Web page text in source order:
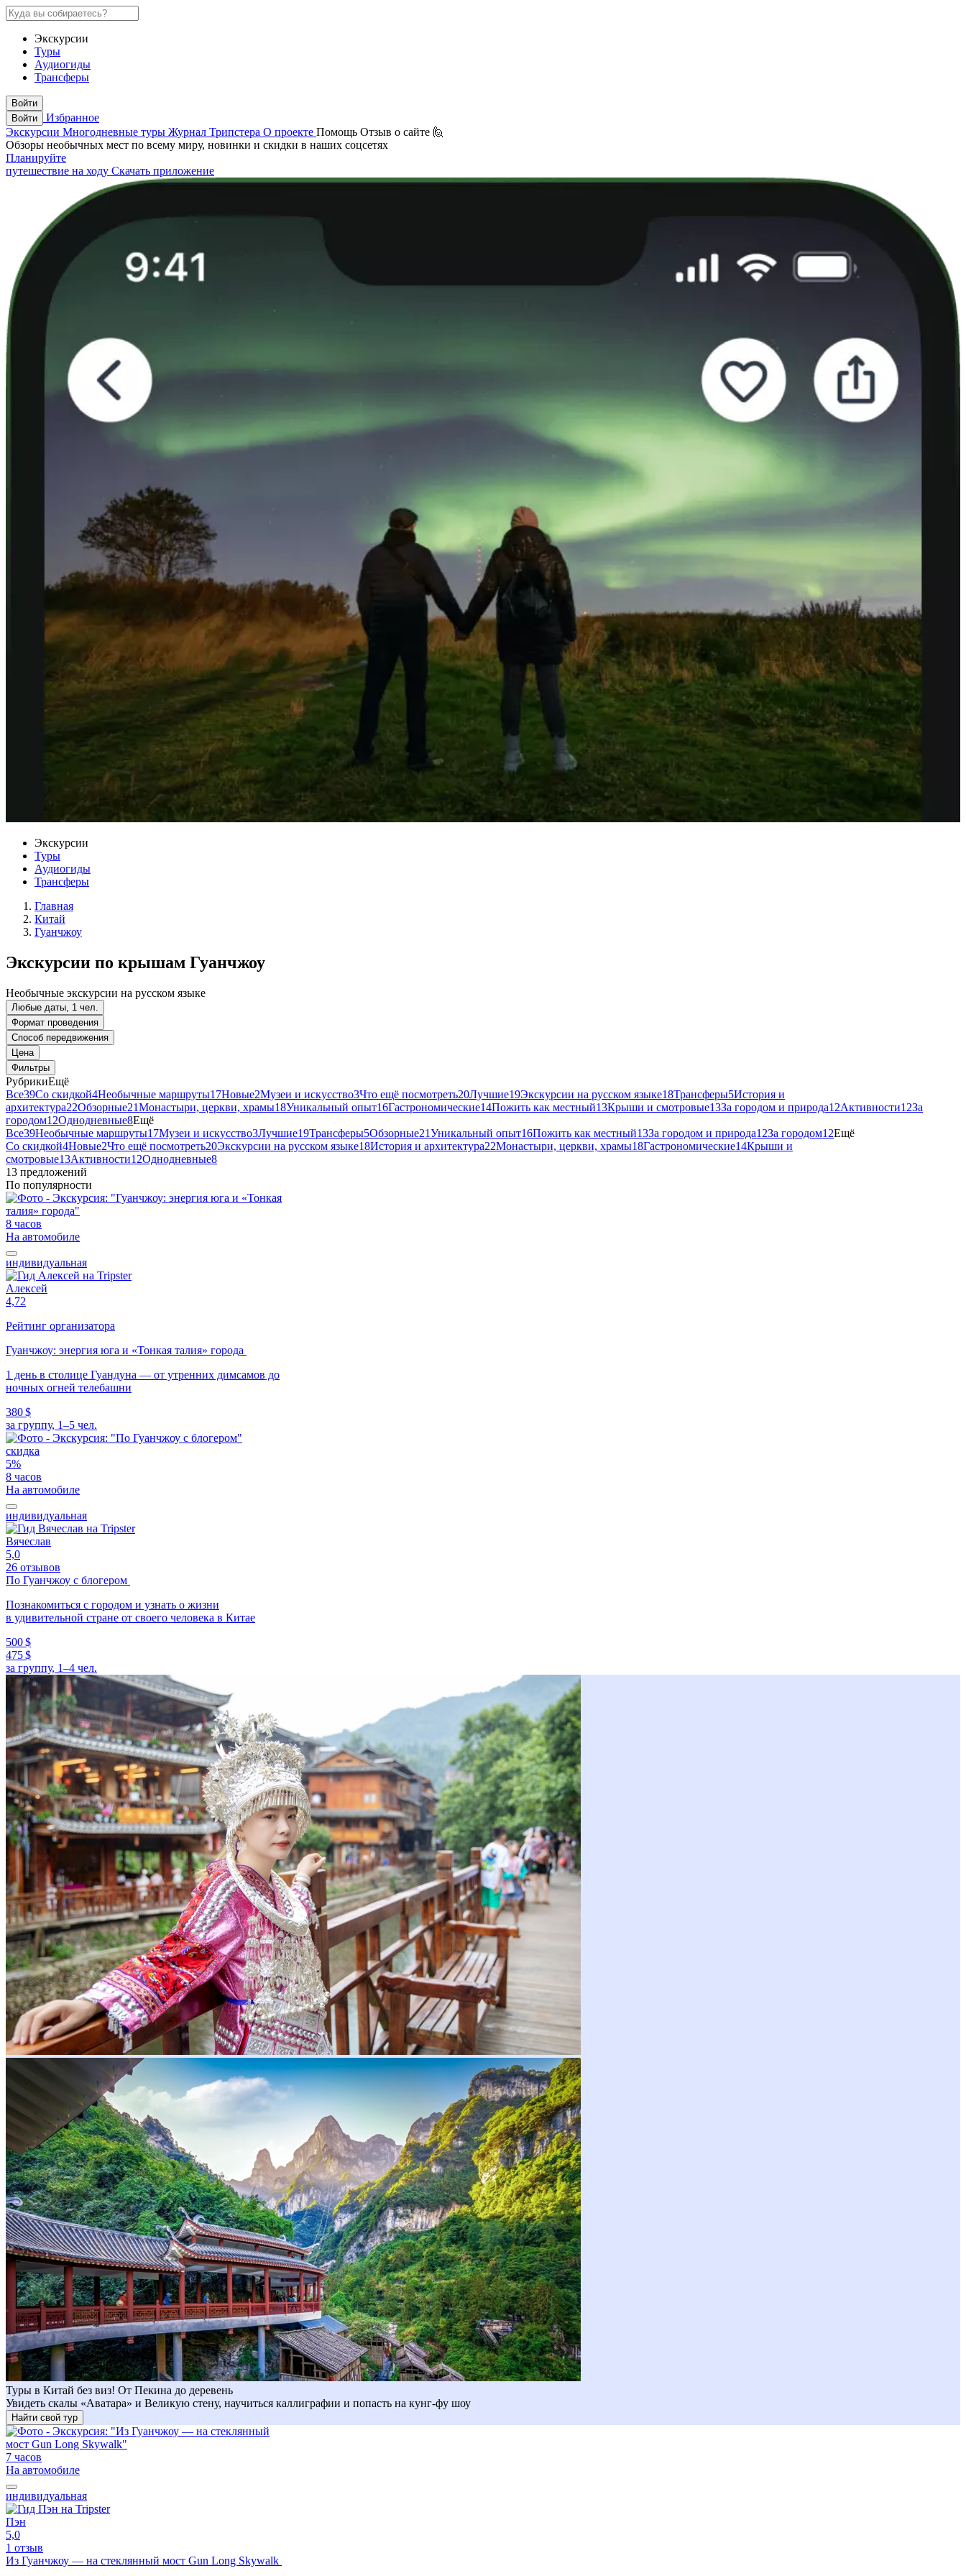
Экскурсии
Туры
Аудиогиды
Трансферы
Войти
Войти
Избранное
Экскурсии Многодневные туры Журнал Трипстера О проекте Помощь Отзыв о сайте 🙋
Обзоры необычных мест по всему миру, новинки и скидки в наших соцсетях
Планируйте
путешествие на ходу Скачать приложение
Экскурсии
Туры
Аудиогиды
Трансферы
Главная
Китай
Гуанчжоу
Экскурсии по крышам Гуанчжоу
Необычные экскурсии на русском языке
Любые даты, 1 чел.
Формат проведения
Способ передвижения
Цена
Фильтры
РубрикиЕщё
Все39Со скидкой4Необычные маршруты17Новые2Музеи и искусство3Что ещё посмотреть20Лучшие19Экскурсии на русском языке18Трансферы5История и
архитектура22Обзорные21Монастыри, церкви, храмы18Уникальный опыт16Гастрономические14Пожить как местный13Крыши и смотровые13За городом и природа12Активности12За
городом12Однодневные8Ещё
Все39Необычные маршруты17Музеи и искусство3Лучшие19Трансферы5Обзорные21Уникальный опыт16Пожить как местный13За городом и природа12За городом12Ещё
Со скидкой4Новые2Что ещё посмотреть20Экскурсии на русском языке18История и архитектура22Монастыри, церкви, храмы18Гастрономические14Крыши и
смотровые13Активности12Однодневные8
13 предложений
По популярности
8 часов
На автомобиле
индивидуальная
Алексей
4,72
Рейтинг организатора
Гуанчжоу: энергия юга и «Тонкая талия» города
1 день в столице Гуандуна — от утренних димсамов до
ночных огней телебашни
380 $
за группу, 1–5 чел.
скидка
5%
8 часов
На автомобиле
индивидуальная
Вячеслав
5,0
26 отзывов
По Гуанчжоу с блогером
Познакомиться с городом и узнать о жизни
в удивительной стране от своего человека в Китае
500 $
475 $
за группу, 1–4 чел.
Туры в Китай без виз! От Пекина до деревень
Увидеть скалы «Аватара» и Великую стену, научиться каллиграфии и попасть на кунг-фу шоу
Найти свой тур
7 часов
На автомобиле
индивидуальная
Пэн
5,0
1 отзыв
Из Гуанчжоу — на стеклянный мост Gun Long Skywalk